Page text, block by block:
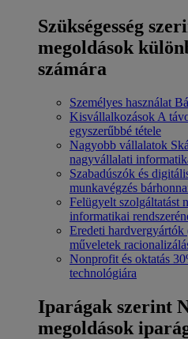
Szükségesség
megoldások
számára
Személyes használat
Kisvállalkozások A
egyszerűbbé tétele
Nagyobb vállalatok
nagyvállalati
Szabadúszók és
munkavégzés
Felügyelt szolgáltatást
informatikai
Eredeti
műveletek
Nonprofit és oktatás
technológiára
Iparágak szerint
megoldások